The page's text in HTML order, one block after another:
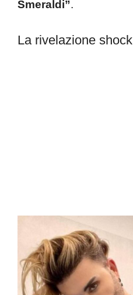
Smeraldi”.
La rivelazione shock